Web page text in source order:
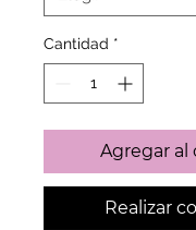
Cantidad *
Agregar al
Realizar